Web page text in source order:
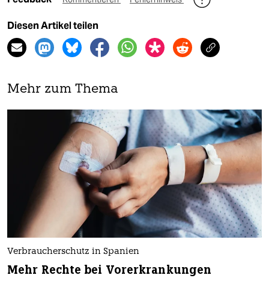
Diesen Artikel teilen
Mehr zum Thema
Verbraucherschutz in Spanien
Mehr Rechte bei Vorerkrankungen